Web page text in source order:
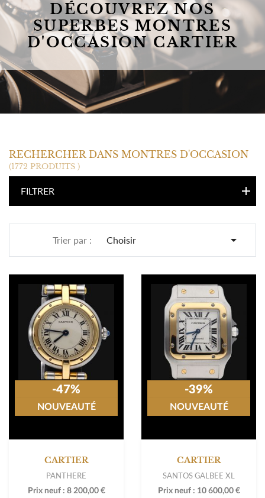
DÉCOUVREZ NOS
SUPERBES MONTRES
D'OCCASION CARTIER
CARTIER
RECHERCHER DANS MONTRES D'OCCASION
(1772 PRODUITS )
FILTRER
Trier par : Choisir 
CARTIER
PANTHERE
Prix neuf : 8 200,00 €
-47%
NOUVEAUTÉ
CARTIER
SANTOS GALBEE XL
Prix neuf : 10 600,00 €
-39%
NOUVEAUTÉ